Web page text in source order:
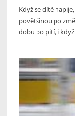
Když se dítě
povětšinou po
dobu po pití, i